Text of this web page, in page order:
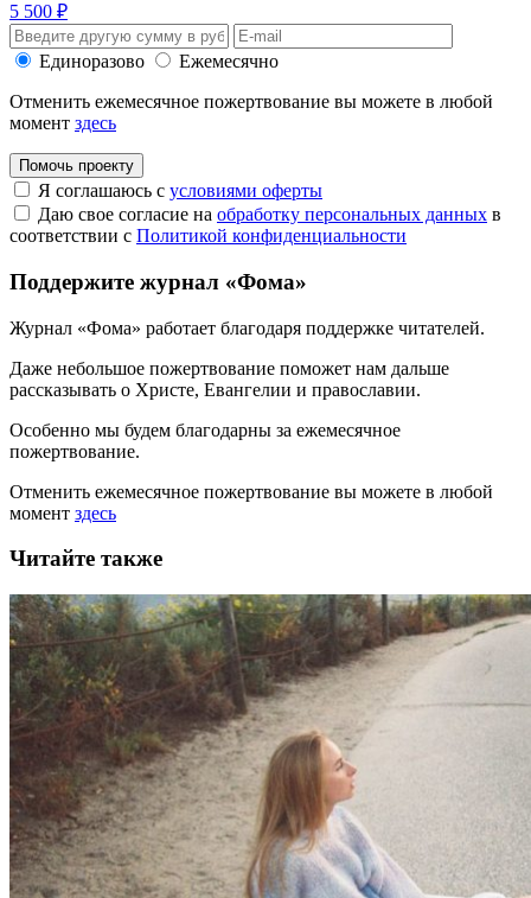
5 500 ₽
Единоразово
Ежемесячно
Отменить ежемесячное пожертвование вы можете в любой
момент здесь
Помочь проекту
Я соглашаюсь с условиями оферты
Даю свое согласие на обработку персональных данных в
соответствии с Политикой конфиденциальности
Поддержите журнал «Фома»
Журнал «Фома» работает благодаря поддержке читателей.
Даже небольшое пожертвование поможет нам дальше
рассказывать о Христе, Евангелии и православии.
Особенно мы будем благодарны за ежемесячное
пожертвование.
Отменить ежемесячное пожертвование вы можете в любой
момент здесь
Читайте также